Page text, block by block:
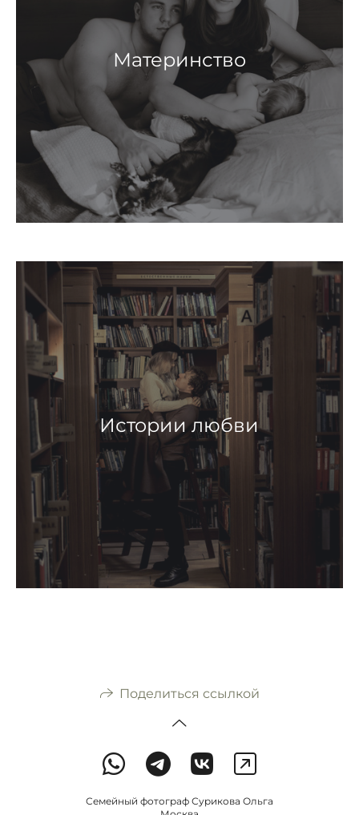
Материнство
Истории любви
Поделиться ссылкой
Семейный фотограф Сурикова Ольга